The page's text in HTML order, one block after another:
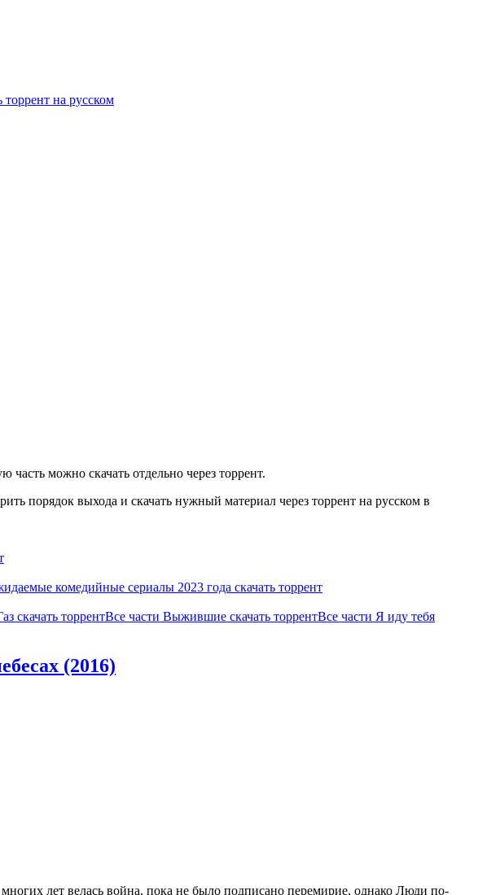
торрент на русском
можно скачать отдельно через торрент.
порядок выхода и скачать нужный материал через торрент на русском в
комедийные сериалы 2023 года скачать торрент
скачать торрентВсе части Выжившие скачать торрентВсе части Я иду тебя
(2016)
лет велась война, пока не было подписано перемирие, однако Люди по-